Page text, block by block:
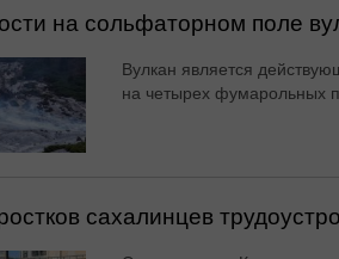
на сольфаторном поле
Вулкан является
на четырех фумарольных
сахалинцев